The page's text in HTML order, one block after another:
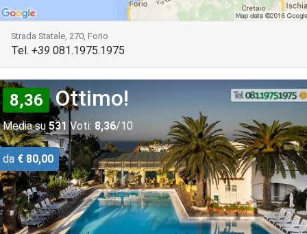
Strada Statale, 270, Forio
Tel. +39 081.1975.1975
8,36 Ottimo!
Media su 531 Voti: 8,36/10
da € 80,00